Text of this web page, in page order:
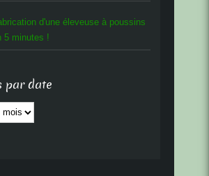
d'une éleveuse à poussins
5 minutes !
par date